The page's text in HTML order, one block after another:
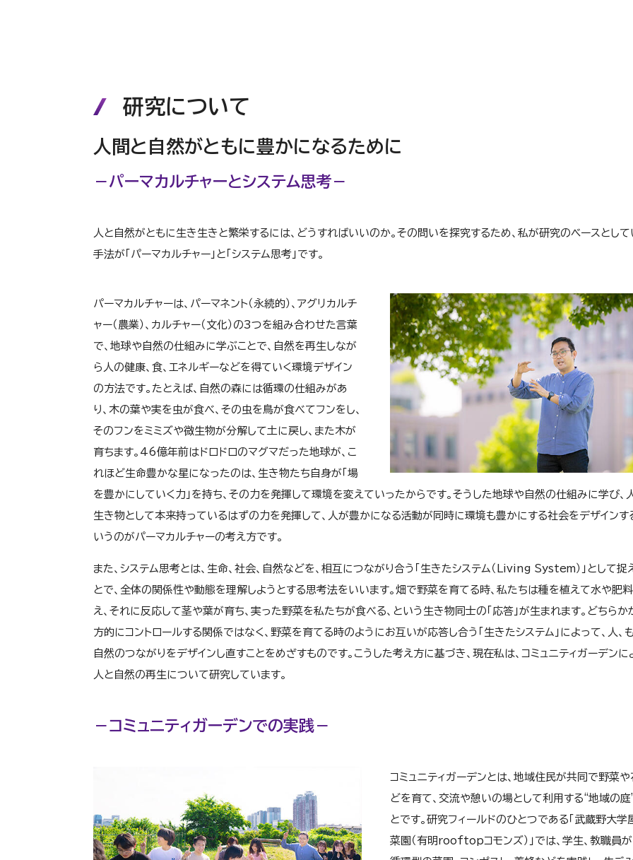
研究について
人間と自然がともに豊かになるために
－パーマカルチャーとシステム思考－
人と自然がともに生き生きと繁栄するには、どうすればいいのか。その問いを探究するため、私が研究のベースとして
手法が「パーマカルチャー」と「システム思考」です。
パーマカルチャーは、パーマネント（永続的）、アグリカルチ
ャー（農業）、カルチャー（文化）の3つを組み合わせた言葉
で、地球や自然の仕組みに学ぶことで、自然を再生しなが
ら人の健康、食、エネルギーなどを得ていく環境デザイン
の方法です。たとえば、自然の森には循環の仕組みがあ
り、木の葉や実を虫が食べ、その虫を鳥が食べてフンをし、
そのフンをミミズや微生物が分解して土に戻し、また木が
育ちます。46億年前はドロドロのマグマだった地球が、こ
れほど生命豊かな星になったのは、生き物たち自身が「場
を豊かにしていく力」を持ち、その力を発揮して環境を変えていったからです。そうした地球や自然の仕組みに学び、
生き物として本来持っているはずの力を発揮して、人が豊かになる活動が同時に環境も豊かにする社会をデザインす
いうのがパーマカルチャーの考え方です。
また、システム思考とは、生命、社会、自然などを、相互につながり合う「生きたシステム（Living System）」として捉
とで、全体の関係性や動態を理解しようとする思考法をいいます。畑で野菜を育てる時、私たちは種を植えて水や肥
え、それに反応して茎や葉が育ち、実った野菜を私たちが食べる、という生き物同士の「応答」が生まれます。どちらか
方的にコントロールする関係ではなく、野菜を育てる時のようにお互いが応答し合う「生きたシステム」によって、人、も
自然のつながりをデザインし直すことをめざすものです。こうした考え方に基づき、現在私は、コミュニティガーデンに
人と自然の再生について研究しています。
－コミュニティガーデンでの実践－
コミュニティガーデンとは、地域住民が共同で野菜や
どを育て、交流や憩いの場として利用する“地域の庭
とです。研究フィールドのひとつである「武蔵野大学
菜園（有明rooftopコモンズ）」では、学生、教職員